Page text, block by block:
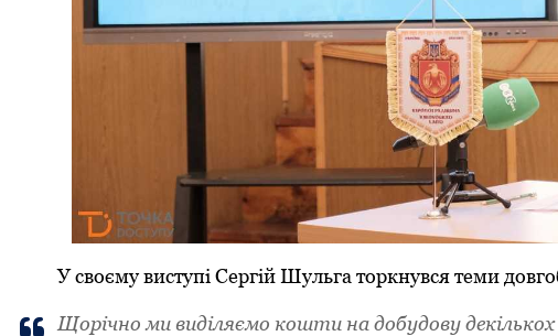
У своєму виступі Сергій Шульга торкнувся теми
Щорічно ми виділяємо кошти на добудову